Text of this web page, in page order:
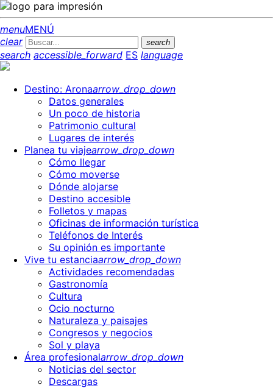
menuMENÚ
clear
search
search accessible_forward ES language
Destino: Aronaarrow_drop_down
Datos generales
Un poco de historia
Patrimonio cultural
Lugares de interés
Planea tu viajearrow_drop_down
Cómo llegar
Cómo moverse
Dónde alojarse
Destino accesible
Folletos y mapas
Oficinas de información turística
Teléfonos de Interés
Su opinión es importante
Vive tu estanciaarrow_drop_down
Actividades recomendadas
Gastronomía
Cultura
Ocio nocturno
Naturaleza y paisajes
Congresos y negocios
Sol y playa
Área profesionalarrow_drop_down
Noticias del sector
Descargas